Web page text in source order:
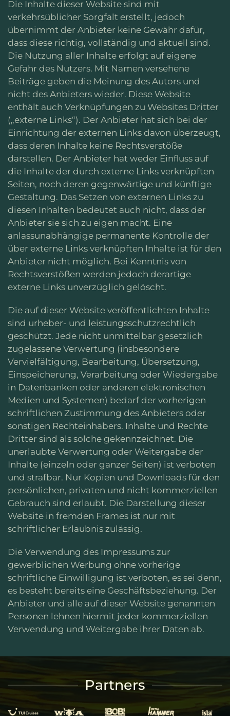
Die Inhalte dieser Website sind mit
verkehrsüblicher Sorgfalt erstellt, jedoch
übernimmt der Anbieter keine Gewähr dafür,
dass diese richtig, vollständig und aktuell sind.
Die Nutzung aller Inhalte erfolgt auf eigene
Gefahr des Nutzers. Mit Namen versehene
Beiträge geben die Meinung des Autors und
nicht des Anbieters wieder. Diese Website
enthält auch Verknüpfungen zu Websites Dritter
(„externe Links“). Der Anbieter hat sich bei der
Einrichtung der externen Links davon überzeugt,
dass deren Inhalte keine Rechtsverstöße
darstellen. Der Anbieter hat weder Einfluss auf
die Inhalte der durch externe Links verknüpften
Seiten, noch deren gegenwärtige und künftige
Gestaltung. Das Setzen von externen Links zu
diesen Inhalten bedeutet auch nicht, dass der
Anbieter sie sich zu eigen macht. Eine
anlassunabhängige permanente Kontrolle der
über externe Links verknüpften Inhalte ist für den
Anbieter nicht möglich. Bei Kenntnis von
Rechtsverstößen werden jedoch derartige
externe Links unverzüglich gelöscht.
Die auf dieser Website veröffentlichten Inhalte
sind urheber- und leistungsschutzrechtlich
geschützt. Jede nicht unmittelbar gesetzlich
zugelassene Verwertung (insbesondere
Vervielfältigung, Bearbeitung, Übersetzung,
Einspeicherung, Verarbeitung oder Wiedergabe
in Datenbanken oder anderen elektronischen
Medien und Systemen) bedarf der vorherigen
schriftlichen Zustimmung des Anbieters oder
sonstigen Rechteinhabers. Inhalte und Rechte
Dritter sind als solche gekennzeichnet. Die
unerlaubte Verwertung oder Weitergabe der
Inhalte (einzeln oder ganzer Seiten) ist verboten
und strafbar. Nur Kopien und Downloads für den
persönlichen, privaten und nicht kommerziellen
Gebrauch sind erlaubt. Die Darstellung dieser
Website in fremden Frames ist nur mit
schriftlicher Erlaubnis zulässig.
Die Verwendung des Impressums zur
gewerblichen Werbung ohne vorherige
schriftliche Einwilligung ist verboten, es sei denn,
es besteht bereits eine Geschäftsbeziehung. Der
Anbieter und alle auf dieser Website genannten
Personen lehnen hiermit jeder kommerziellen
Verwendung und Weitergabe ihrer Daten ab.
Partners